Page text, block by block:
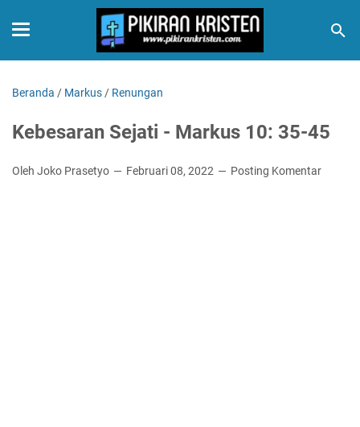
Beranda / Markus / Renungan
Kebesaran Sejati - Markus 10: 35-45
Oleh Joko Prasetyo Februari 08, 2022 Posting Komentar